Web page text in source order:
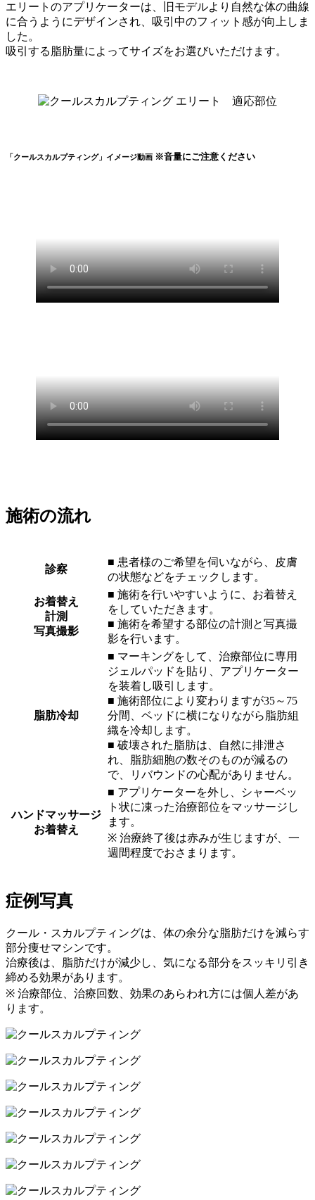
エリートのアプリケーターは、旧モデルより自然な体の曲線
に合うようにデザインされ、吸引中のフィット感が向上しま
した。
吸引する脂肪量によってサイズをお選びいただけます。
「クールスカルプティング」イメージ動画 ※音量にご注意ください
施術の流れ
診察
■ 患者様のご希望を伺いながら、皮膚
の状態などをチェックします。
お着替え
計測
写真撮影
■ 施術を行いやすいように、お着替え
をしていただきます。
■ 施術を希望する部位の計測と写真撮
影を行います。
脂肪冷却
■ マーキングをして、治療部位に専用
ジェルパッドを貼り、アプリケーター
を装着し吸引します。
■ 施術部位により変わりますが35～75
分間、ベッドに横になりながら脂肪組
織を冷却します。
■ 破壊された脂肪は、自然に排泄さ
れ、脂肪細胞の数そのものが減るの
で、リバウンドの心配がありません。
ハンドマッサージ
お着替え
■ アプリケーターを外し、シャーベッ
ト状に凍った治療部位をマッサージし
ます。
※ 治療終了後は赤みが生じますが、一
週間程度でおさまります。
症例写真
クール・スカルプティングは、体の余分な脂肪だけを減らす
部分痩せマシンです。
治療後は、脂肪だけが減少し、気になる部分をスッキリ引き
締める効果があります。
※ 治療部位、治療回数、効果のあらわれ方には個人差があ
ります。